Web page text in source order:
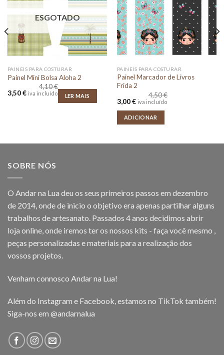
ESGOTADO
PAINEIS PARA COSTURAR
Painel Mini Bolsa Aloha 2
4,10€
O
preço
3,50€Oiva incluído LER MAIS
PAINEIS PARA COSTURAR
Painel Marcador de Livros
Frida 2
4,50€
O
preço
original
era:
4,50 €.
3,00€O
atual
é:
3,00 €.
iva incluído
ADICIONAR
SOBRE NÓS
O Andar na Lua deu os seus primeiros passos em dezembro
de 2014, onde de inicio o objetivo era apenas partilhar alguns
trabalhos de artesanato. Passados 4 anos decidimos abrir
loja online, onde iremos ter os nossos kits - faça você mesmo ,
peças personalizadas e materiais para a realização dos
vossos projetos.
Venham connosco Andar na Lua!
Além do Instagram e Facebook, estamos no TikTok também!
Siga-nos em @andarnalua